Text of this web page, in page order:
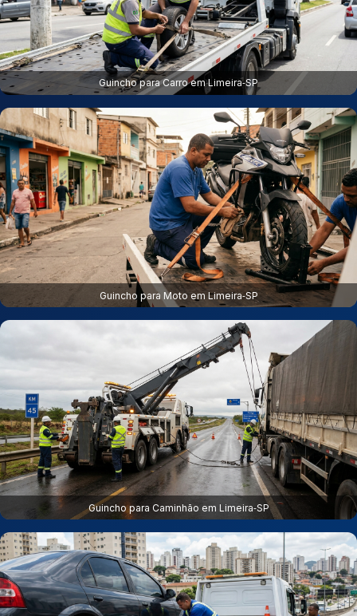
Guincho para Carro em Limeira‑SP
Guincho para Moto em Limeira‑SP
Guincho para Caminhão em Limeira‑SP